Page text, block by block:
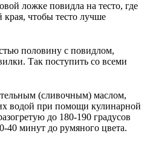
ложке повидла на тесто, где
края, чтобы тесто лучше
половину с повидлом,
Так поступить со всеми
(сливочным) маслом,
водой при помощи кулинарной
до 180-190 градусов
40 минут до румяного цвета.